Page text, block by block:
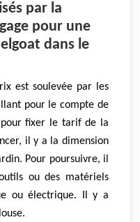
par la
pour une
dans le
est soulevée par les
pour le compte de
pour fixer le tarif de la
il y a la dimension
Pour poursuivre, il
ou des matériels
ou électrique. Il y a